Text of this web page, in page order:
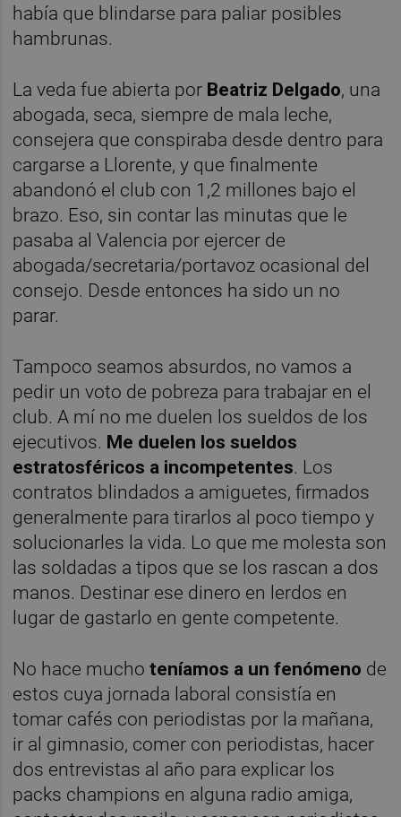
había que blindarse para paliar posibles
hambrunas.
La veda fue abierta por Beatriz Delgado, una
abogada, seca, siempre de mala leche,
consejera que conspiraba desde dentro para
cargarse a Llorente, y que finalmente
abandonó el club con 1,2 millones bajo el
brazo. Eso, sin contar las minutas que le
pasaba al Valencia por ejercer de
abogada/secretaria/portavoz ocasional del
consejo. Desde entonces ha sido un no
parar.
Tampoco seamos absurdos, no vamos a
pedir un voto de pobreza para trabajar en el
club. A mí no me duelen los sueldos de los
ejecutivos. Me duelen los sueldos
estratosféricos a incompetentes. Los
contratos blindados a amiguetes, firmados
generalmente para tirarlos al poco tiempo y
solucionarles la vida. Lo que me molesta son
las soldadas a tipos que se los rascan a dos
manos. Destinar ese dinero en lerdos en
lugar de gastarlo en gente competente.
No hace muchoteníamos a un fenómeno de
estos cuya jornada laboral consistía en
tomar cafés con periodistas por la mañana,
ir al gimnasio, comer con periodistas, hacer
dos entrevistas al año para explicar los
packs champions en alguna radio amiga,